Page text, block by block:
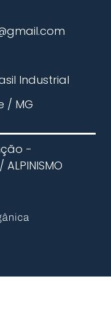
Industrial
/ MG
-
ALPINISMO